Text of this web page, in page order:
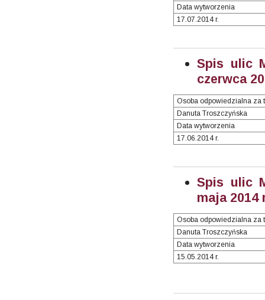
Data wytworzenia
17.07.2014 r.
Spis ulic
czerwca
Osoba odpowiedzialna za
Danuta Troszczyńska
Data wytworzenia
17.06.2014 r.
Spis ulic
maja 2014
Osoba odpowiedzialna za
Danuta Troszczyńska
Data wytworzenia
15.05.2014 r.